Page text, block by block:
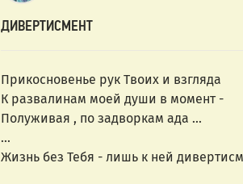
ДИВЕРТИСМЕНТ
Прикосновенье рук Твоих и взгляда
К развалинам моей души в момент -
Полуживая , по задворкам ада ...
...
Жизнь без Тебя - лишь к ней